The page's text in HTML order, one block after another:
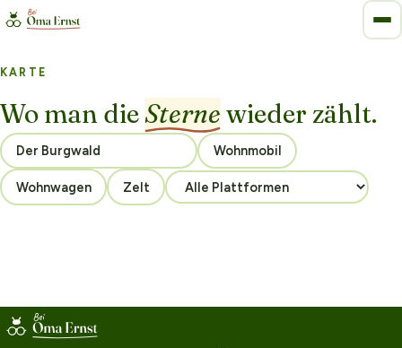
KARTE
Wo man die Sternewieder zählt.
Wohnmobil
Wohnwagen Zelt